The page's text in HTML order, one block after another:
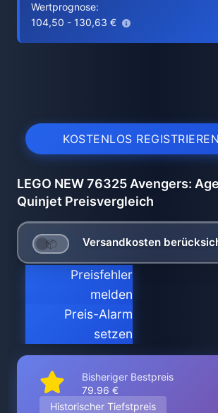
Wertprognose:
104,50 - 130,63 €
KOSTENLOS REGISTRIEREN
LEGO NEW 76325 Avengers:
Quinjet Preisvergleich
Versandkosten
Preisfehler
melden
Preis-Alarm
setzen
Bisheriger Bestpreis
79.96 €
Historischer Tiefstpreis